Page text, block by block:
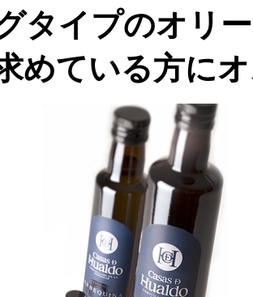
タイプのオリ
めている方に